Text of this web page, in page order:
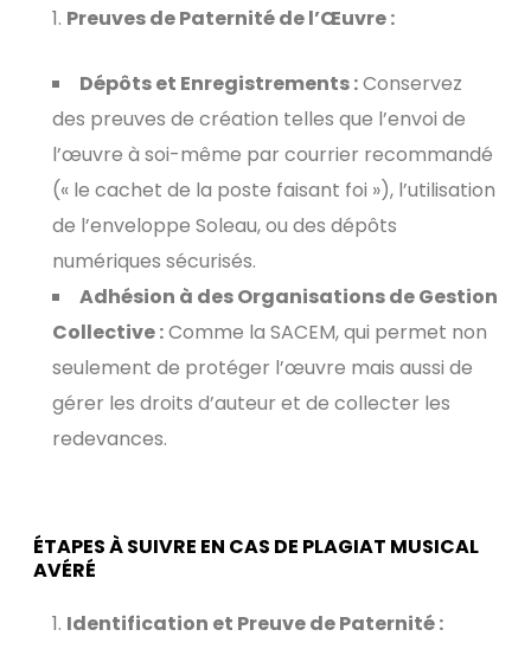
Preuves de Paternité de l’Œuvre :
Dépôts et Enregistrements :Conservez
des preuves de création telles que l’envoi de
l’œuvre à soi-même par courrier recommandé
(« le cachet de la poste faisant foi »), l’utilisation
de l’enveloppe Soleau, ou des dépôts
numériques sécurisés.
Adhésion à des Organisations de Gestion
Collective :Comme la SACEM, qui permet non
seulement de protéger l’œuvre mais aussi de
gérer les droits d’auteur et de collecter les
redevances.
ÉTAPES À SUIVRE EN CAS DE PLAGIAT MUSICAL
AVÉRÉ
Identification et Preuve de Paternité :